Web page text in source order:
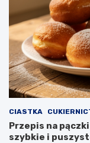
CIASTKA
Przepis na
szybkie i